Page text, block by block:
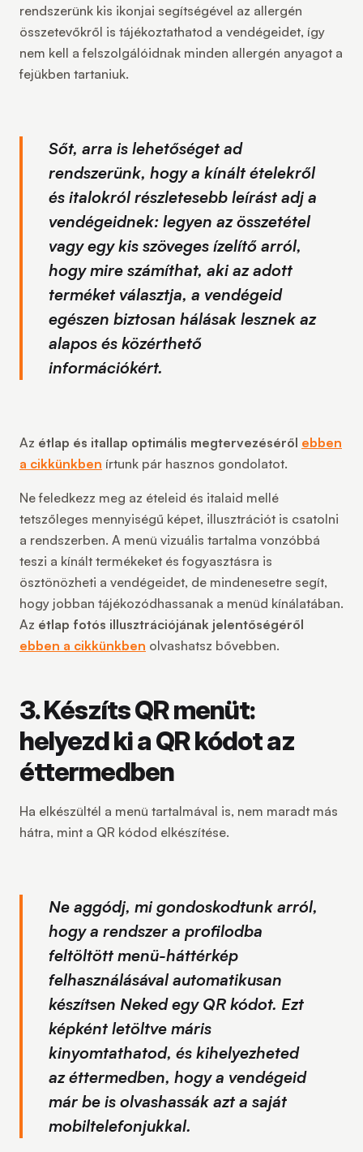
rendszerünk kis ikonjai segítségével az allergén
összetevőkről is tájékoztathatod a vendégeidet, így
nem kell a felszolgálóidnak minden allergén anyagot a
fejükben tartaniuk.
Sőt, arra is lehetőséget ad
rendszerünk, hogy a kínált ételekről
és italokról részletesebb leírást adj a
vendégeidnek: legyen az összetétel
vagy egy kis szöveges ízelítő arról,
hogy mire számíthat, aki az adott
terméket választja, a vendégeid
egészen biztosan hálásak lesznek az
alapos és közérthető
információkért.
Az étlap és itallap optimális megtervezéséről ebben
a cikkünkben írtunk pár hasznos gondolatot.
Ne feledkezz meg az ételeid és italaid mellé
tetszőleges mennyiségű képet, illusztrációt is csatolni
a rendszerben. A menü vizuális tartalma vonzóbbá
teszi a kínált termékeket és fogyasztásra is
ösztönözheti a vendégeidet, de mindenesetre segít,
hogy jobban tájékozódhassanak a menüd kínálatában.
Az étlap fotós illusztrációjának jelentőségéről
ebben a cikkünkben olvashatsz bővebben.
3. Készíts QR menüt:
helyezd ki a QR kódot az
éttermedben
Ha elkészültél a menü tartalmával is, nem maradt más
hátra, mint a QR kódod elkészítése.
Ne aggódj, mi gondoskodtunk arról,
hogy a rendszer a profilodba
feltöltött menü-háttérkép
felhasználásával automatikusan
készítsen Neked egy QR kódot. Ezt
képként letöltve máris
kinyomtathatod, és kihelyezheted
az éttermedben, hogy a vendégeid
már be is olvashassák azt a saját
mobiltelefonjukkal.